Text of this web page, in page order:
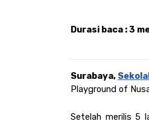
Durasi baca : 3
Surabaya,
Playground of
Setelah merilis 5